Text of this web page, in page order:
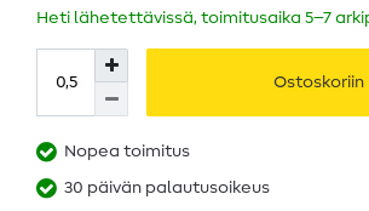
Heti lähetettävissä, toimitusaika 5–7
Ostoskoriin
Nopea toimitus
30 päivän palautusoikeus